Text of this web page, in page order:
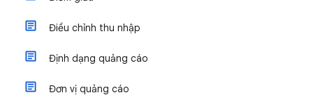
Điều chỉnh thu nhập
Định dạng quảng cáo
Đơn vị quảng cáo